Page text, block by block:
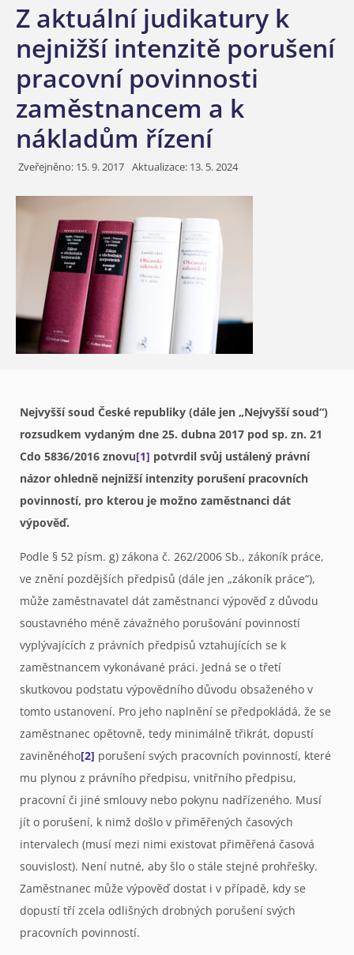
Z aktuální judikatury k
nejnižší intenzitě porušení
pracovní povinnosti
zaměstnancem a k
nákladům řízení
Zveřejněno: 15. 9. 2017 Aktualizace: 13. 5. 2024
Nejvyšší soud České republiky (dále jen „Nejvyšší soud“)
rozsudkem vydaným dne 25. dubna 2017 pod sp. zn. 21
Cdo 5836/2016 znovu[1] potvrdil svůj ustálený právní
názor ohledně nejnižší intenzity porušení pracovních
povinností, pro kterou je možno zaměstnanci dát
výpověď.
Podle § 52 písm. g) zákona č. 262/2006 Sb., zákoník práce,
ve znění pozdějších předpisů (dále jen „zákoník práce“),
může zaměstnavatel dát zaměstnanci výpověď z důvodu
soustavného méně závažného porušování povinností
vyplývajících z právních předpisů vztahujících se k
zaměstnancem vykonávané práci. Jedná se o třetí
skutkovou podstatu výpovědního důvodu obsaženého v
tomto ustanovení. Pro jeho naplnění se předpokládá, že se
zaměstnanec opětovně, tedy minimálně třikrát, dopustí
zaviněného[2] porušení svých pracovních povinností, které
mu plynou z právního předpisu, vnitřního předpisu,
pracovní či jiné smlouvy nebo pokynu nadřízeného. Musí
jít o porušení, k nimž došlo v přiměřených časových
intervalech (musí mezi nimi existovat přiměřená časová
souvislost). Není nutné, aby šlo o stále stejné prohřešky.
Zaměstnanec může výpověď dostat i v případě, kdy se
dopustí tří zcela odlišných drobných porušení svých
pracovních povinností.